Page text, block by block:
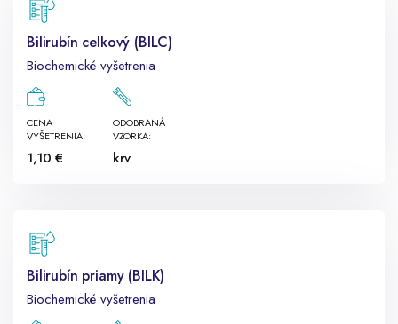
Bilirubín celkový (BILC)
Biochemické vyšetrenia
CENA
VYŠETRENIA:
1,10 €
ODOBRANÁ
VZORKA:
krv
Bilirubín priamy (BILK)
Biochemické vyšetrenia